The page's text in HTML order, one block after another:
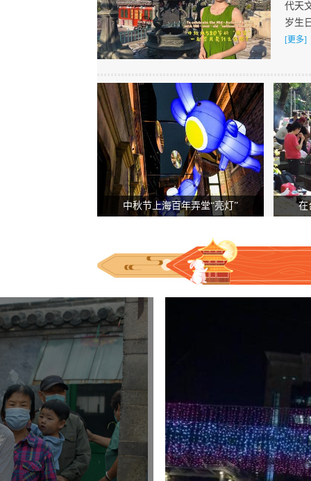
代天
岁生
[更多]
中秋节上海百年弄堂“亮灯” 在